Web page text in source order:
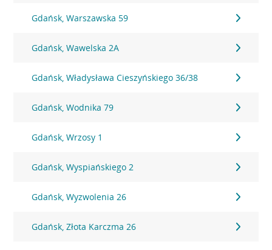
Gdańsk, Warszawska 59
Gdańsk, Wawelska 2A
Gdańsk, Władysława Cieszyńskiego 36/38
Gdańsk, Wodnika 79
Gdańsk, Wrzosy 1
Gdańsk, Wyspiańskiego 2
Gdańsk, Wyzwolenia 26
Gdańsk, Złota Karczma 26